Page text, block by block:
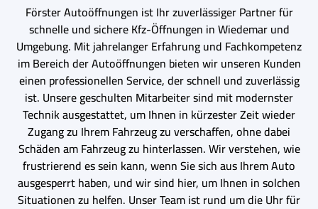
Förster Autoöffnungen ist Ihr zuverlässiger Partner für
schnelle und sichere Kfz-Öffnungen in Wiedemar und
Umgebung. Mit jahrelanger Erfahrung und Fachkompetenz
im Bereich der Autoöffnungen bieten wir unseren Kunden
einen professionellen Service, der schnell und zuverlässig
ist. Unsere geschulten Mitarbeiter sind mit modernster
Technik ausgestattet, um Ihnen in kürzester Zeit wieder
Zugang zu Ihrem Fahrzeug zu verschaffen, ohne dabei
Schäden am Fahrzeug zu hinterlassen. Wir verstehen, wie
frustrierend es sein kann, wenn Sie sich aus Ihrem Auto
ausgesperrt haben, und wir sind hier, um Ihnen in solchen
Situationen zu helfen. Unser Team ist rund um die Uhr für